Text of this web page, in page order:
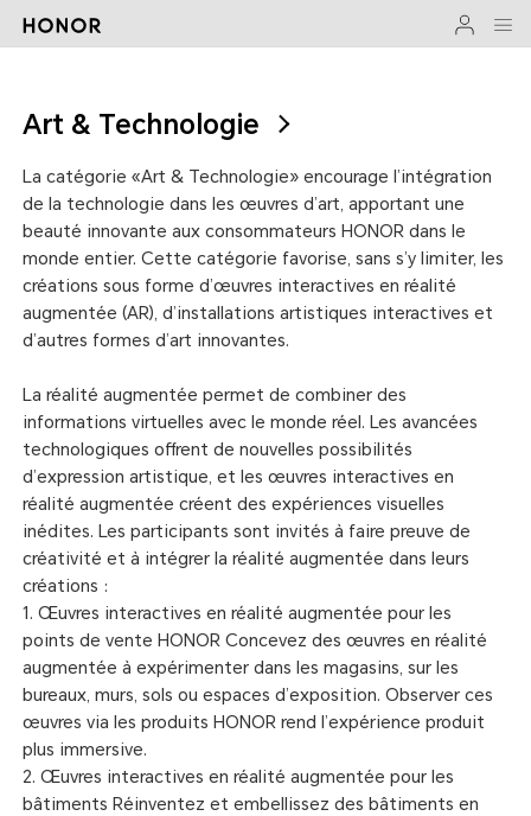
Art & Technologie
La catégorie «Art & Technologie» encourage l’intégration
de la technologie dans les œuvres d’art, apportant une
beauté innovante aux consommateurs HONOR dans le
monde entier. Cette catégorie favorise, sans s’y limiter, les
créations sous forme d’œuvres interactives en réalité
augmentée (AR), d’installations artistiques interactives et
d’autres formes d’art innovantes.
La réalité augmentée permet de combiner des
informations virtuelles avec le monde réel. Les avancées
technologiques offrent de nouvelles possibilités
d’expression artistique, et les œuvres interactives en
réalité augmentée créent des expériences visuelles
inédites. Les participants sont invités à faire preuve de
créativité et à intégrer la réalité augmentée dans leurs
créations :
1. Œuvres interactives en réalité augmentée pour les
points de vente HONOR Concevez des œuvres en réalité
augmentée à expérimenter dans les magasins, sur les
bureaux, murs, sols ou espaces d’exposition. Observer ces
œuvres via les produits HONOR rend l’expérience produit
plus immersive.
2. Œuvres interactives en réalité augmentée pour les
bâtiments Réinventez et embellissez des bâtiments en